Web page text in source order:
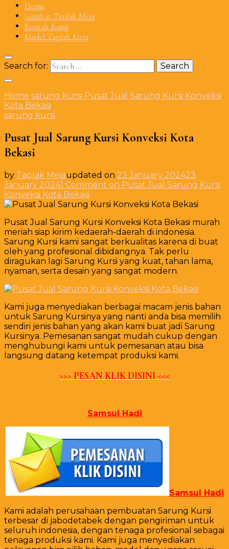
Home
Gambar Taplak Meja
Kontak Kami
Model Taplak Meja
Search for:
Home sarung kursi Pusat Jual Sarung Kursi Konveksi
Kota Bekasi
sarung kursi
Pusat Jual Sarung Kursi Konveksi Kota
Bekasi
by Taplak Mejaupdated on 23 January 202423
January 20241 Comment on Pusat Jual Sarung Kursi
Konveksi Kota Bekasi
Pusat Jual Sarung Kursi Konveksi Kota Bekasi murah
meriah siap kirim kedaerah-daerah di indonesia.
Sarung Kursi kami sangat berkualitas karena di buat
oleh yang profesional dibidangnya. Tak perlu
diragukan lagi Sarung Kursi yang kuat, tahan lama,
nyaman, serta desain yang sangat modern.
Kami juga menyediakan berbagai macam jenis bahan
untuk Sarung Kursinya yang nanti anda bisa memilih
sendiri jenis bahan yang akan kami buat jadi Sarung
Kursinya. Pemesanan sangat mudah cukup dengan
menghubungi kami untuk pemesanan atau bisa
langsung datang ketempat produksi kami.
>>> PESAN KLIK DISINI <<<
Samsul Hadi
Samsul Hadi
Kami adalah perusahaan pembuatan Sarung Kursi
terbesar di jabodetabek dengan pengiriman untuk
seluruh indonesia, dengan tenaga profesional sebagai
tenaga produksi kami. Kami juga menyediakan